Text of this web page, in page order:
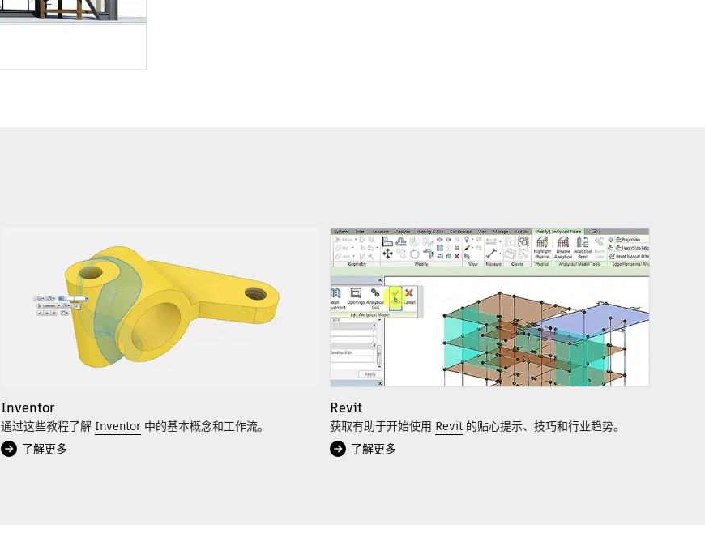
Inventor
通过这些教程了解 Inventor中的基本概念和工作流。
了解更多
Revit
获取有助于开始使用 Revit 的贴心提示、技巧和行业趋势。
了解更多